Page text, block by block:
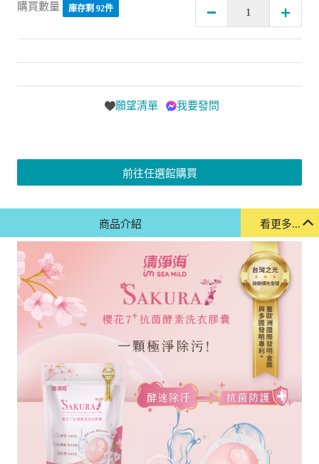
購買數量 庫存剩 92件
願望清單 我要發問
前往任選館購買
看更多...
商品介紹